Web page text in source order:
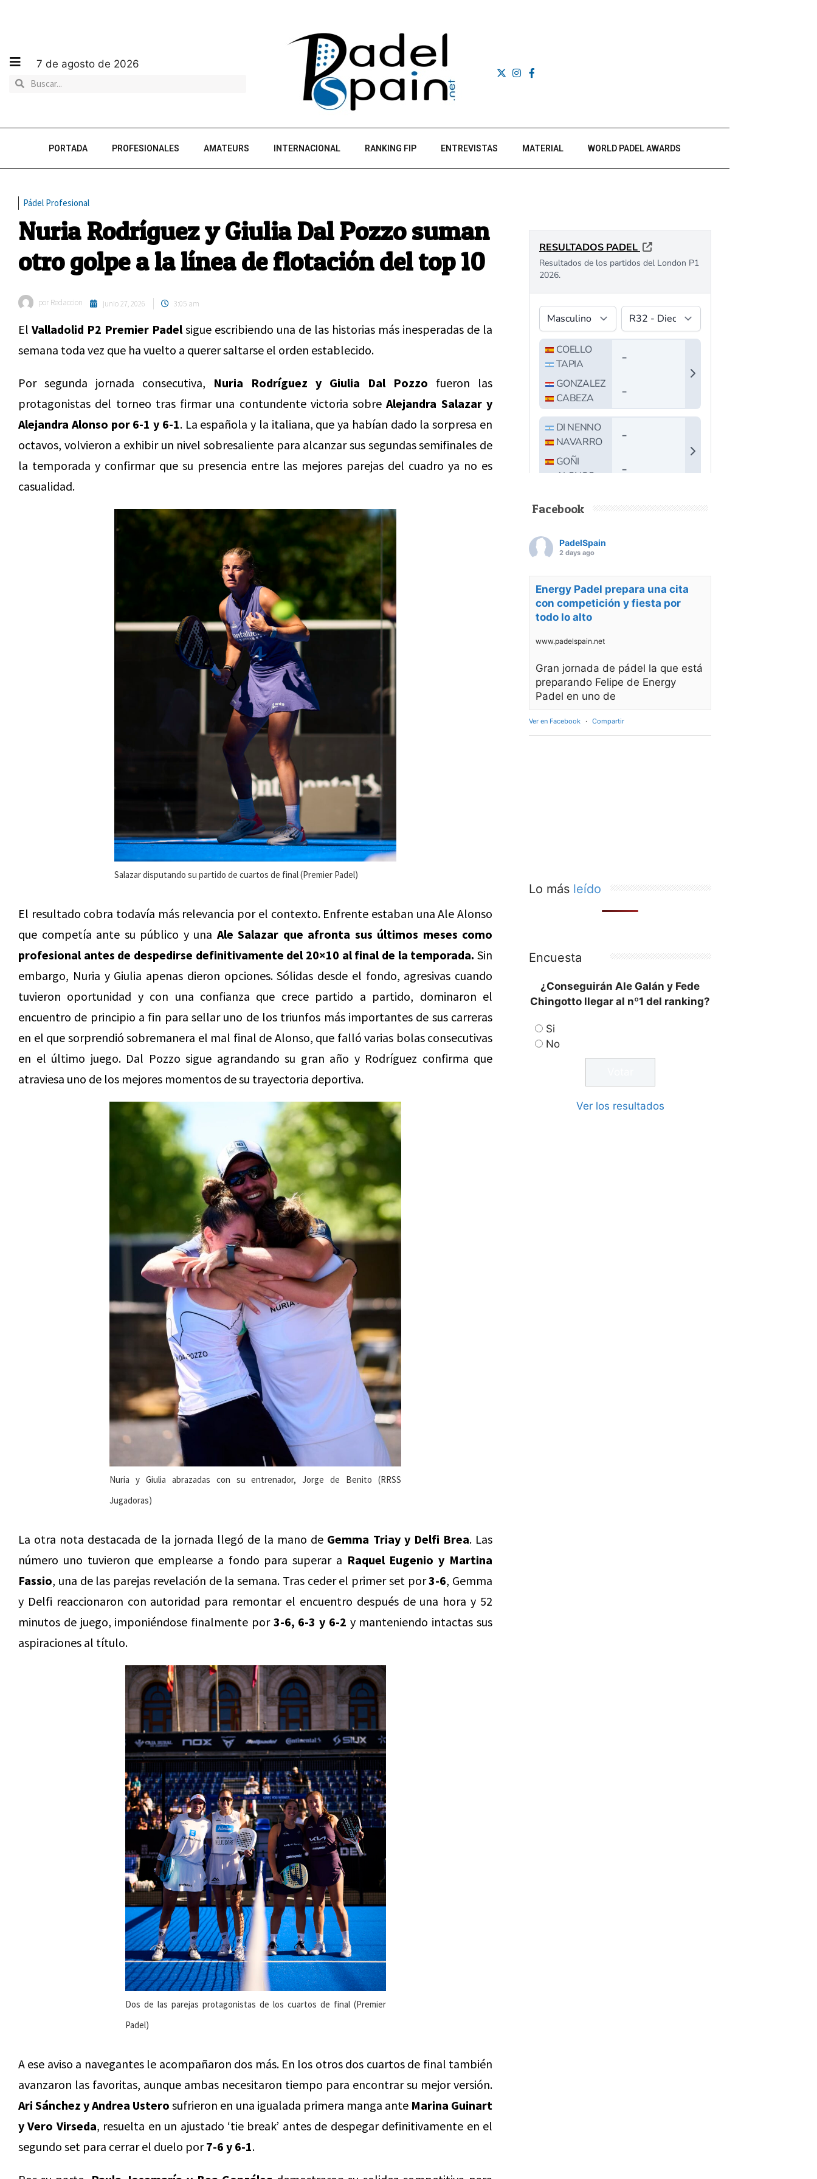
7 de agosto de 2026
PORTADA PROFESIONALES AMATEURS INTERNACIONAL RANKING FIP ENTREVISTAS MATERIAL WORLD PADEL AWARDS
Pádel Profesional
Nuria Rodríguez y Giulia Dal Pozzo suman
otro golpe a la línea de flotación del top 10
por Redaccion junio 27, 2026 3:05 am
El Valladolid P2 Premier Padelsigue escribiendo una de las historias más inesperadas de la
semana toda vez que ha vuelto a querer saltarse el orden establecido.
Por segunda jornada consecutiva, Nuria Rodríguez y Giulia Dal Pozzo fueron las
protagonistas del torneo tras firmar una contundente victoria sobre Alejandra Salazar y
Alejandra Alonso por 6-1 y 6-1. La española y la italiana, que ya habían dado la sorpresa en
octavos, volvieron a exhibir un nivel sobresaliente para alcanzar sus segundas semifinales de
la temporada y confirmar que su presencia entre las mejores parejas del cuadro ya no es
casualidad.
Salazar disputando su partido de cuartos de final (Premier Padel)
El resultado cobra todavía más relevancia por el contexto. Enfrente estaban una Ale Alonso
que competía ante su público y una Ale Salazar que afronta sus últimos meses como
profesional antes de despedirse definitivamente del 20×10 al final de la temporada. Sin
embargo, Nuria y Giulia apenas dieron opciones. Sólidas desde el fondo, agresivas cuando
tuvieron oportunidad y con una confianza que crece partido a partido, dominaron el
encuentro de principio a fin para sellar uno de los triunfos más importantes de sus carreras
en el que sorprendió sobremanera el mal final de Alonso, que falló varias bolas consecutivas
en el último juego. Dal Pozzo sigue agrandando su gran año y Rodríguez confirma que
atraviesa uno de los mejores momentos de su trayectoria deportiva.
Nuria y Giulia abrazadas con su entrenador, Jorge de Benito (RRSS
Jugadoras)
La otra nota destacada de la jornada llegó de la mano de Gemma Triay y Delfi Brea. Las
número uno tuvieron que emplearse a fondo para superar a Raquel Eugenio y Martina
Fassio, una de las parejas revelación de la semana. Tras ceder el primer set por3-6, Gemma
y Delfi reaccionaron con autoridad para remontar el encuentro después de una hora y 52
minutos de juego, imponiéndose finalmente por3-6, 6-3 y 6-2 y manteniendo intactas sus
aspiraciones al título.
Dos de las parejas protagonistas de los cuartos de final (Premier
Padel)
A ese aviso a navegantes le acompañaron dos más. En los otros dos cuartos de final también
avanzaron las favoritas, aunque ambas necesitaron tiempo para encontrar su mejor versión.
Ari Sánchez y Andrea Ustero sufrieron en una igualada primera manga anteMarina Guinart
y Vero Virseda, resuelta en un ajustado ‘tie break’ antes de despegar definitivamente en el
segundo set para cerrar el duelo por7-6 y 6-1.
Facebook
PadelSpain
2 days ago
Energy Padel prepara una cita
con competición y fiesta por
todo lo alto
www.padelspain.net
Gran jornada de pádel la que está
preparando Felipe de Energy
Padel en uno de
Ver en Facebook · Compartir
Lo más leído
Encuesta
¿Conseguirán Ale Galán y Fede
Chingotto llegar al nº1 del ranking?
Si
No
Ver los resultados